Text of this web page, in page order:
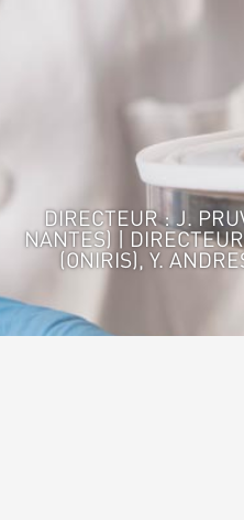
DIRECTEUR : J.
NANTES) |
(ONIRIS), Y.
Accueil